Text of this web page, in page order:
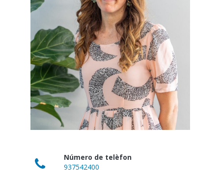
Número de telèfon
937542400